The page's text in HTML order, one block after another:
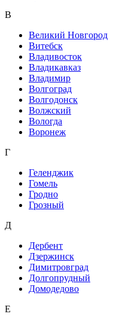
В
Великий Новгород
Витебск
Владивосток
Владикавказ
Владимир
Волгоград
Волгодонск
Волжский
Вологда
Воронеж
Г
Геленджик
Гомель
Гродно
Грозный
Д
Дербент
Дзержинск
Димитровград
Долгопрудный
Домодедово
Е